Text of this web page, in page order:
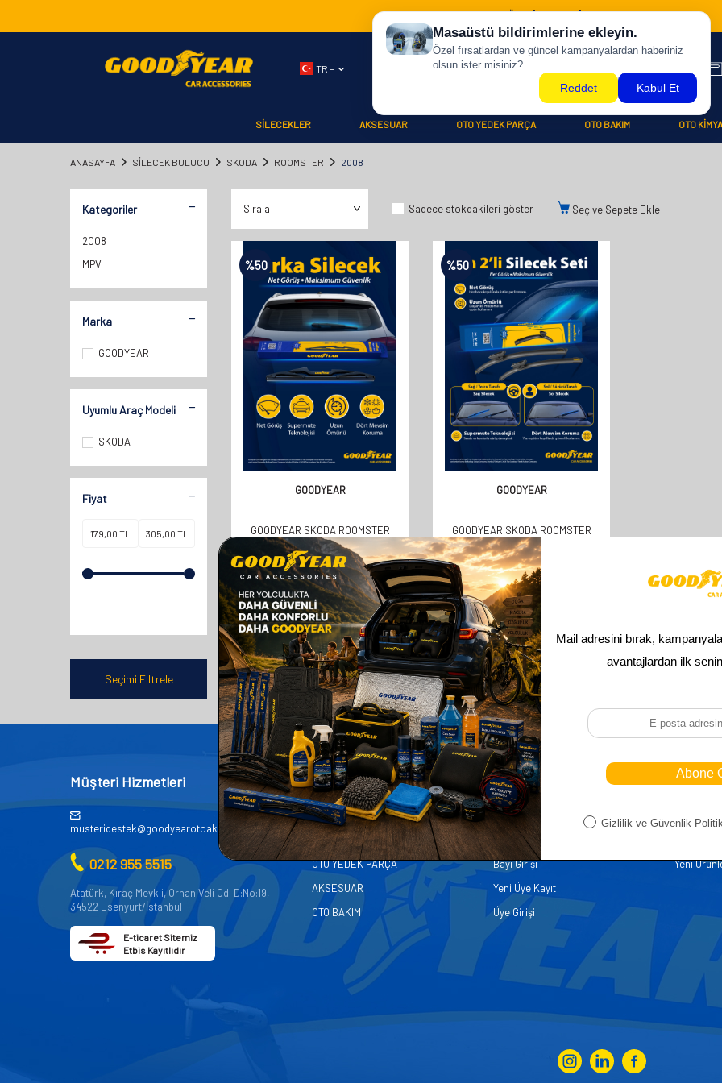
500 TL ÜZERİ KARGO BİZDEN !
TR −
SİLECEKLER AKSESUAR OTO YEDEK PARÇA OTO BAKIM OTO
ANASAYFA SILECEK BULUCU SKODA ROOMSTER 2008
Kategoriler
2008
MPV
Marka
GOODYEAR
Uyumlu Araç Modeli
SKODA
Fiyat
Seçimi Filtrele
Sadece stokdakileri göster Seç ve Sepete Ekle
%50
GOODYEAR
GOODYEAR SKODA ROOMSTER
MPV 2006-2015 ARASI UYUMLU
ARKA SILECEK (350MM)
358,00TL
179,00TL
%50
GOODYEAR
GOODYEAR SKODA ROOMSTER
SUPERMUTE 2'LI MUZ SILECEK
TAKIMI 2006-2013 MPV
(530MM+530MM)
610,00TL
305,00TL
ürün bulunmaktadır.
Müşteri Hizmetleri
musteridestek@goodyearotoaksesuar.com.tr
0212 955 5515
Atatürk, Kıraç Mevkii, Orhan Veli Cd. D:No:19,
34522 Esenyurt/İstanbul
E-ticaret Sitemiz
Etbis Kayıtlıdır
Kategoriler
AKÜ
OTO KİMYASALLARI
OTO YEDEK PARÇA
AKSESUAR
OTO BAKIM
Üye
Sepetim
Bayi Kayıt
Bayi Girişi
Yeni Üye Kayıt
Üye Girişi
Hızlı
Yeni